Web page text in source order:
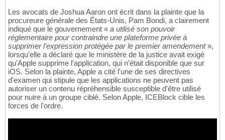
Les avocats de Joshua Aaron ont écrit dans la plainte que la
procureure générale des États-Unis, Pam Bondi, a clairement
indiqué que le gouvernement « a utilisé son pouvoir
réglementaire pour contraindre une plateforme privée à
supprimer l'expression protégée par le premier amendement»,
lorsqu'elle a déclaré que le ministère de la justice avait exigé
qu'Apple supprime l'application, qui n'était disponible que sur
iOS. Selon la plainte, Apple a cité l'une de ses directives
d'examen qui stipule que les applications ne peuvent pas
autoriser un contenu répréhensible susceptible d'être utilisé
pour nuire à un groupe ciblé. Selon Apple, ICEBlock cible les
forces de l'ordre.